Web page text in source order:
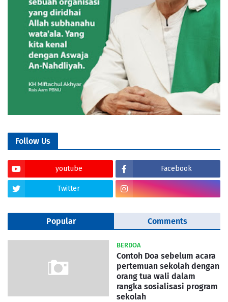
Follow Us
youtube Facebook
Twitter
Popular Comments
BERDOA
Contoh Doa sebelum acara
pertemuan sekolah dengan
orang tua wali dalam
rangka sosialisasi program
sekolah